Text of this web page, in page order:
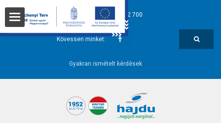
hajdu@hajdurt.hu +36 52 582 700
Kövessen minket:
Gyakran ismételt kérdések